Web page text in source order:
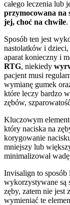
całego leczenia lub
przymocowana na
jej, choć na chwile.
Sposób ten jest
nastolatków i
aparat konieczny i
RTG, niekiedy
pacjent musi
wymianę gumek
które leczy bardzo
zębów,
Kluczowym
który naciska na
korygowanie
mniejszy lub
minimalizował
Invisalign to sposób
wykorzystywane są
zęby, zatem nie jest
wymieniać te